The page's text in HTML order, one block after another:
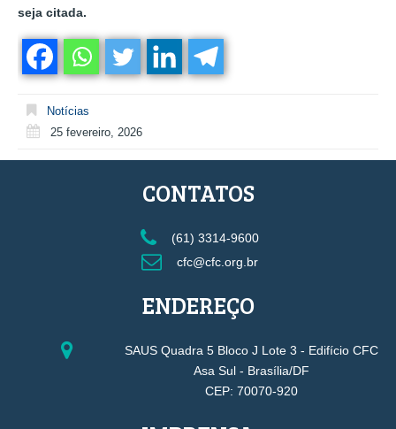
seja citada.
Notícias
25 fevereiro, 2026
CONTATOS
(61) 3314-9600
cfc@cfc.org.br
ENDEREÇO
SAUS Quadra 5 Bloco J Lote 3 - Edifício CFC
Asa Sul - Brasília/DF
CEP: 70070-920